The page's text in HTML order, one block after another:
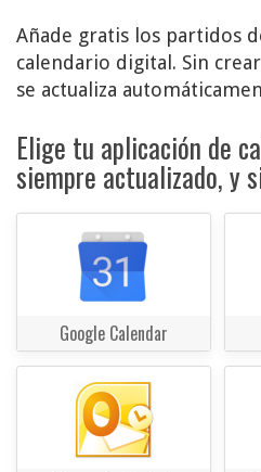
Añade gratis los partidos
calendario digital. Sin
se actualiza
Elige tu aplicación de
siempre actualizado, y
Google Calendar